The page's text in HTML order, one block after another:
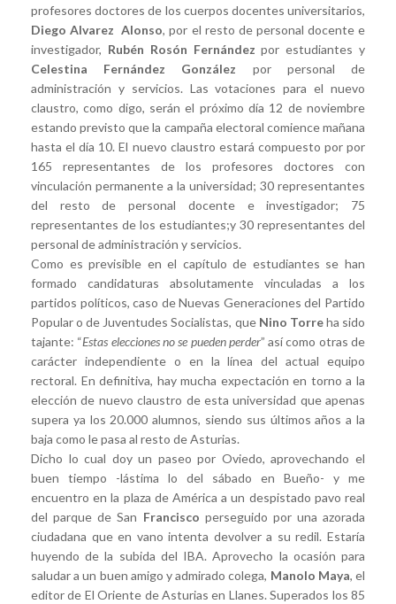
profesores doctores de los cuerpos docentes universitarios,
Diego Alvarez Alonso, por el resto de personal docente e
investigador, Rubén Rosón Fernández por estudiantes y
Celestina Fernández González por personal de
administración y servicios. Las votaciones para el nuevo
claustro, como digo, serán el próximo día 12 de noviembre
estando previsto que la campaña electoral comience mañana
hasta el día 10. El nuevo claustro estará compuesto por por
165 representantes de los profesores doctores con
vinculación permanente a la universidad; 30 representantes
del resto de personal docente e investigador; 75
representantes de los estudiantes;y 30 representantes del
personal de administración y servicios.
Como es previsible en el capítulo de estudiantes se han
formado candidaturas absolutamente vinculadas a los
partidos políticos, caso de Nuevas Generaciones del Partido
Popular o de Juventudes Socialistas, queNino Torreha sido
tajante: “Estas elecciones no se pueden perder” así como otras de
carácter independiente o en la línea del actual equipo
rectoral. En definitiva, hay mucha expectación en torno a la
elección de nuevo claustro de esta universidad que apenas
supera ya los 20.000 alumnos, siendo sus últimos años a la
baja como le pasa al resto de Asturias.
Dicho lo cual doy un paseo por Oviedo, aprovechando el
buen tiempo -lástima lo del sábado en Bueño- y me
encuentro en la plaza de América a un despistado pavo real
del parque de San Francisco perseguido por una azorada
ciudadana que en vano intenta devolver a su redil. Estaría
huyendo de la subida del IBA. Aprovecho la ocasión para
saludar a un buen amigo y admirado colega, Manolo Maya, el
editor de El Oriente de Asturias en Llanes. Superados los 85